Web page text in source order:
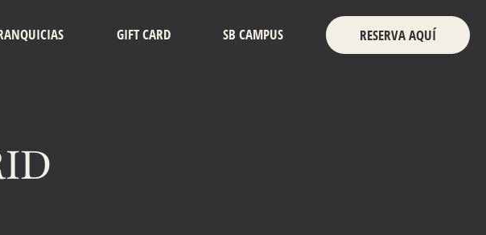
GIFT CARD SB CAMPUS RESERVA AQUÍ